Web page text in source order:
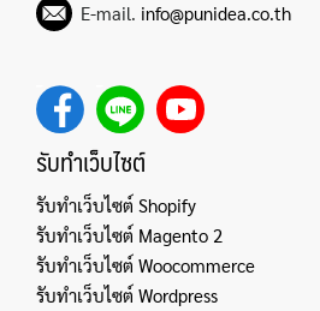
E-mail. info@punidea.co.th
รับทำเว็บไซต์
รับทำเว็บไซต์ Shopify
รับทำเว็บไซต์ Magento 2
รับทำเว็บไซต์ Woocommerce
รับทำเว็บไซต์ Wordpress